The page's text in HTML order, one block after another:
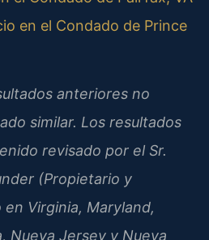
en el Condado de Prince
anteriores no
similar. Los resultados
revisado por el Sr.
(Propietario y
Virginia, Maryland,
Nueva Jersey y Nueva